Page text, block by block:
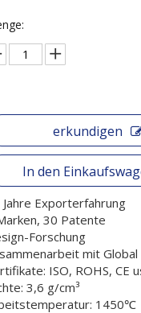
erkundigen
In den
Jahre Exporterfahrung
30 Patente
Forschung
mit
ISO, ROHS, CE
3,6 g/cm³
1450℃